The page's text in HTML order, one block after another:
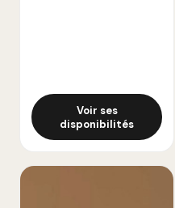
Voir ses
disponibilités